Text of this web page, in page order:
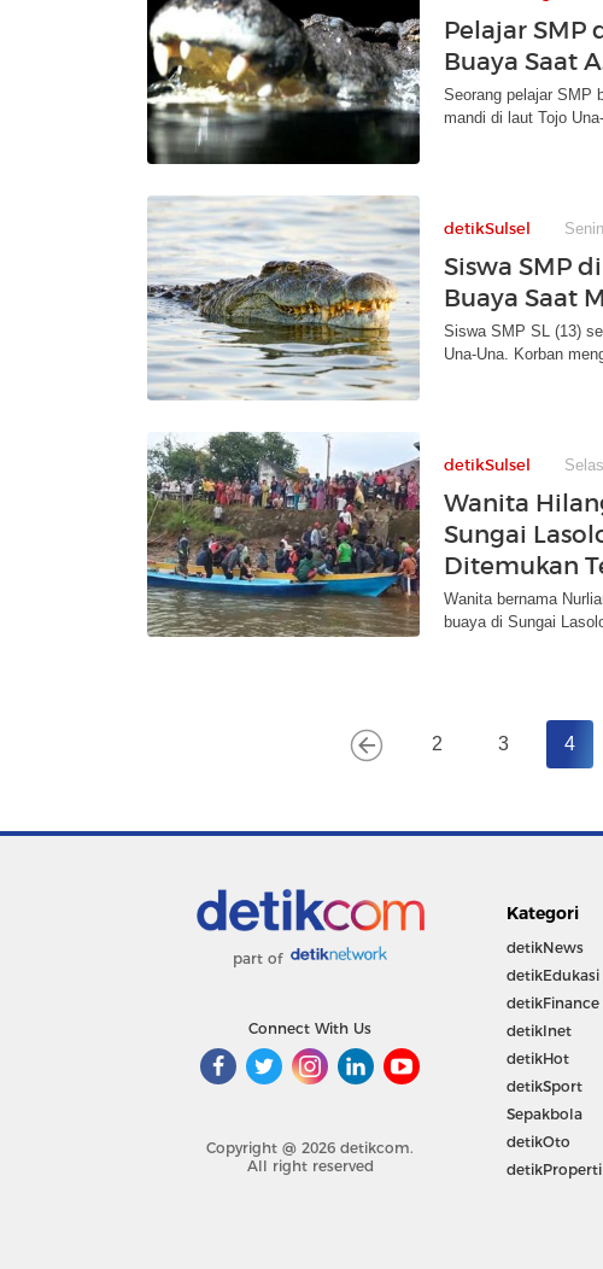
Pelajar SMP
Buaya Saat
Seorang pelajar SMP
mandi di laut Tojo
detikSulsel
Siswa SMP
Buaya Saat
Siswa SMP SL (13)
Una-Una. Korban
detikSulsel
Wanita
Sungai
Ditemukan
Wanita bernama
buaya di Sungai
2 3 4
part of
Connect With Us
Copyright @ 2026 detikcom.
All right reserved
Kategori
detikNews
detikEdukasi
detikFinance
detikInet
detikHot
detikSport
Sepakbola
detikOto
detikProperti